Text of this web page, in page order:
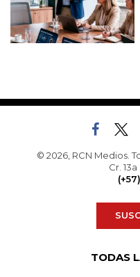
© 2026, RCN Medios.
Cr.
TODAS